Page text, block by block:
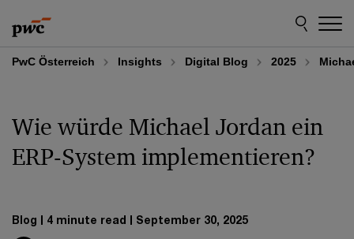
to
content
to
footer
PwC Österreich Insights Digital Blog 2025
Wie würde Michael Jordan ein
ERP-System implementieren?
Blog 4 minute read September 30, 2025